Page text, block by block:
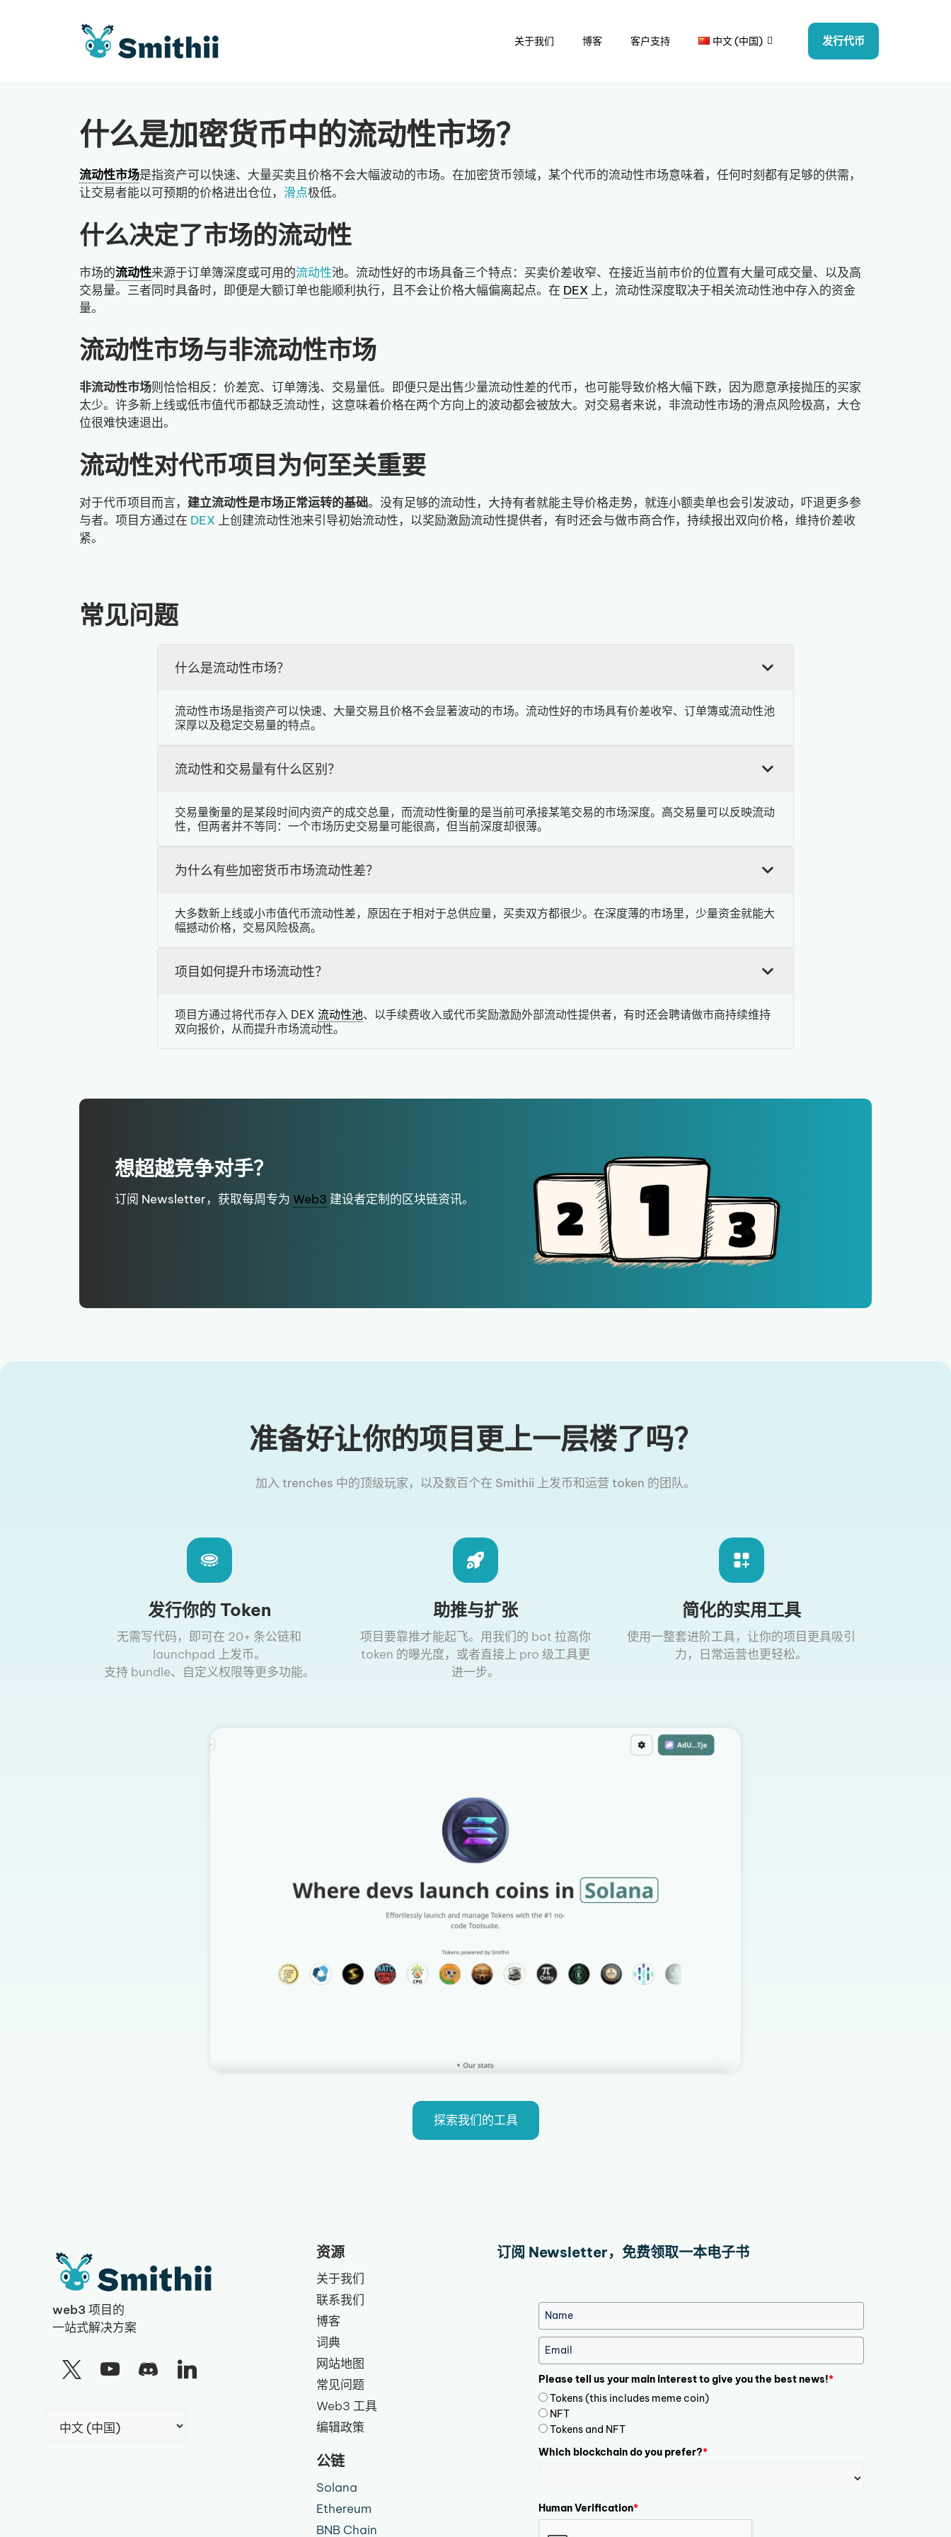
关于我们 博客 客户支持 中文 (中国) 发行代币
什么是加密货币中的流动性市场？
流动性市场是指资产可以快速、大量买卖且价格不会大幅波动的市场。在加密货币领域，某个代币的流动性市场意味着，任何时刻都有足够的供需，
让交易者能以可预期的价格进出仓位， 滑点极低。
什么决定了市场的流动性
市场的流动性来源于订单簿深度或可用的流动性池。流动性好的市场具备三个特点：买卖价差收窄、在接近当前市价的位置有大量可成交量、以及高
交易量。三者同时具备时，即便是大额订单也能顺利执行，且不会让价格大幅偏离起点。在 DEX 上，流动性深度取决于相关流动性池中存入的资金
量。
流动性市场与非流动性市场
非流动性市场则恰恰相反：价差宽、订单簿浅、交易量低。即便只是出售少量流动性差的代币，也可能导致价格大幅下跌，因为愿意承接抛压的买家
太少。许多新上线或低市值代币都缺乏流动性，这意味着价格在两个方向上的波动都会被放大。对交易者来说，非流动性市场的滑点风险极高，大仓
位很难快速退出。
流动性对代币项目为何至关重要
对于代币项目而言， 建立流动性是市场正常运转的基础。没有足够的流动性，大持有者就能主导价格走势，就连小额卖单也会引发波动，吓退更多参
与者。项目方通过在 DEX 上创建流动性池来引导初始流动性，以奖励激励流动性提供者，有时还会与做市商合作，持续报出双向价格，维持价差收
紧。
常见问题
什么是流动性市场？
流动性市场是指资产可以快速、大量交易且价格不会显著波动的市场。流动性好的市场具有价差收窄、订单簿或流动性池
深厚以及稳定交易量的特点。
流动性和交易量有什么区别？
交易量衡量的是某段时间内资产的成交总量，而流动性衡量的是当前可承接某笔交易的市场深度。高交易量可以反映流动
性，但两者并不等同：一个市场历史交易量可能很高，但当前深度却很薄。
为什么有些加密货币市场流动性差？
大多数新上线或小市值代币流动性差，原因在于相对于总供应量，买卖双方都很少。在深度薄的市场里，少量资金就能大
幅撼动价格，交易风险极高。
项目如何提升市场流动性？
项目方通过将代币存入 DEX 流动性池、以手续费收入或代币奖励激励外部流动性提供者，有时还会聘请做市商持续维持
双向报价，从而提升市场流动性。
想超越竞争对手？
订阅 Newsletter，获取每周专为 Web3 建设者定制的区块链资讯。
准备好让你的项目更上一层楼了吗？
加入 trenches 中的顶级玩家，以及数百个在 Smithii 上发币和运营 token 的团队。
发行你的 Token
无需写代码，即可在 20+ 条公链和
launchpad 上发币。
支持 bundle、自定义权限等更多功能。
助推与扩张
项目要靠推才能起飞。用我们的 bot 拉高你
token 的曝光度，或者直接上 pro 级工具更
进一步。
简化的实用工具
使用一整套进阶工具，让你的项目更具吸引
力，日常运营也更轻松。
探索我们的工具
web3 项目的
一站式解决方案
资源
关于我们
联系我们
博客
词典
网站地图
常见问题
Web3 工具
编辑政策
公链
Solana
Ethereum
BNB Chain
订阅 Newsletter，免费领取一本电子书
Please tell us your main interest to give you the best news!*
Tokens (this includes meme coin)
NFT
Tokens and NFT
Which blockchain do you prefer?*
Human Verification*